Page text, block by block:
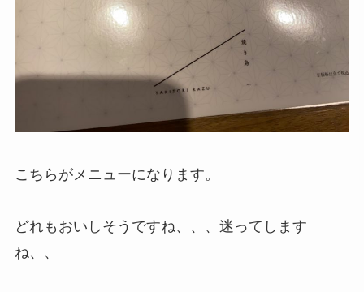
こちらがメニューになります。
どれもおいしそうですね、、、迷ってします
ね、、